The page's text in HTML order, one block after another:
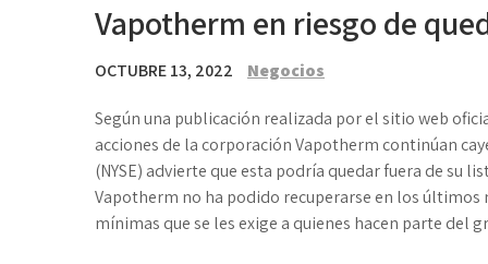
Vapotherm en riesgo de
OCTUBRE 13, 2022 Negocios
Según una publicación realizada por el sitio web
acciones de la corporación Vapotherm continúan
(NYSE) advierte que esta podría quedar fuera de su
Vapotherm no ha podido recuperarse en los
mínimas que se les exige a quienes hacen parte del